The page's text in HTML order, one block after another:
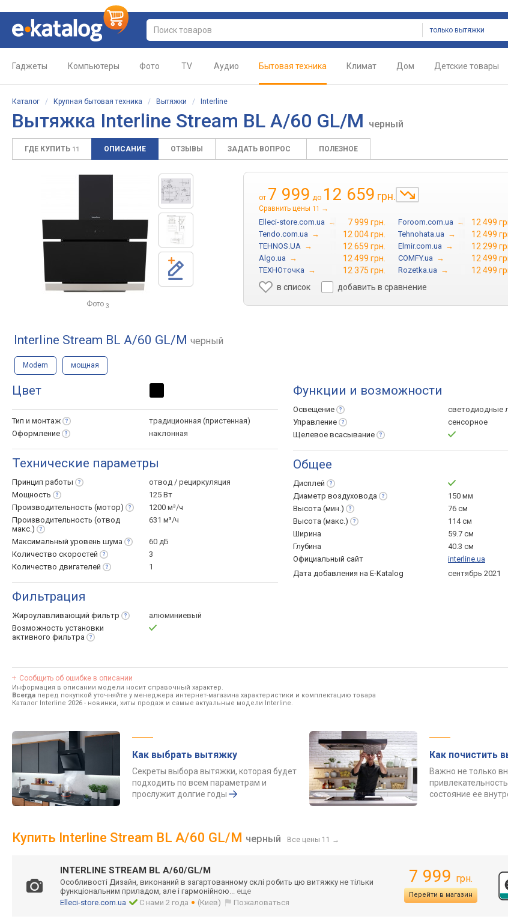
только вытяжки
Гаджеты Компьютеры Фото TV Аудио Бытовая техника Климат Дом Детские товары
Каталог / Крупная бытовая техника / Вытяжки / Interline
Вытяжка Interline Stream BL A/60 GL/M черный
ГДЕ КУПИТЬ 11 ОПИСАНИЕ ОТЗЫВЫ ЗАДАТЬ ВОПРОС ПОЛЕЗНОЕ
Фото 3
от 7 999 до 12 659 грн.
Сравнить цены 11 →
Elleci-store.com.ua → 7 999 грн. Foroom.com.ua → 12 499
Tendo.com.ua → 12 004 грн. Tehnohata.ua → 12 499
TEHNOS.UA → 12 659 грн. Elmir.com.ua → 12 299
Algo.ua → 12 499 грн. COMFY.ua → 12 499
ТЕХНОточка → 12 375 грн. Rozetka.ua →
12 499
в список
добавить в сравнение
Interline Stream BL A/60 GL/M черный
Modern мощная
Цвет
Тип и монтаж
традиционная (пристенная)
Оформление
наклонная
Технические параметры
Принцип работы
отвод / рециркуляция
Мощность
125 Вт
Производительность (мотор)
1200 м³/ч
Производительность (отвод
макс.)
631 м³/ч
Максимальный уровень шума
60 дБ
Количество скоростей
3
Количество двигателей 1
Фильтрация
Жироулавливающий фильтр
алюминиевый
Возможность установки
активного фильтра
Функции и возможности
Освещение
светодиодные
Управление
сенсорное
Щелевое всасывание
Общее
Дисплей
Диаметр воздуховода
150 мм
Высота (мин.)
76 см
Высота (макс.)
114 см
Ширина
59.7 см
Глубина
40.3 см
Официальный сайт
interline.ua
Дата добавления на E-Katalog
сентябрь 2021
Сообщить об ошибке в описании
Информация в описании модели носит справочный характер.
Всегда перед покупкой уточняйте у менеджера интернет-магазина характеристики и комплектацию товара
Каталог Interline 2026 - новинки, хиты продаж и самые актуальные модели Interline.
Как выбрать вытяжку
Секреты выбора вытяжки, которая будет
подходить по всем параметрам и
прослужит долгие годы
Как почистить
Важно не только
состояние ее
Купить Interline Stream BL A/60 GL/M черный Все цены 11 →
INTERLINE STREAM BL A/60/GL/M
Особливості Дизайн, виконаний в загартованному склі робить цю витяжку не тільки
функціональним приладом, але і гармонійною... еще
Elleci-store.com.ua
С нами 2 года (Киев) Пожаловаться
7 999 грн.
Перейти в магазин